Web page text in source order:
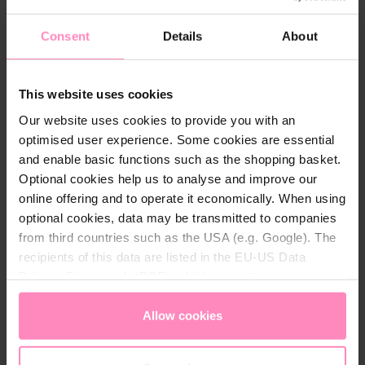
Consent Details About
This website uses cookies
Our website uses cookies to provide you with an
optimised user experience. Some cookies are essential
and enable basic functions such as the shopping basket.
Optional cookies help us to analyse and improve our
online offering and to operate it economically. When using
optional cookies, data may be transmitted to companies
from third countries such as the USA (e.g. Google). The
recipients of this data are listed in the EU-US Data
appropriate level of data protection. You canaccept all
only allow necessary cookies
access and change your chosen setting at any time in
Allow cookies
de la piel para mantener una agradable sensación de
sequedad, incluso durante esfuerzos intensos.
Detalles técnicos
Color:
Azu
l
,
Rojo
,
Negro
,
Rosa
,
Blanco
,
Verde
,
Magent
a
Género
:
Niños
l: